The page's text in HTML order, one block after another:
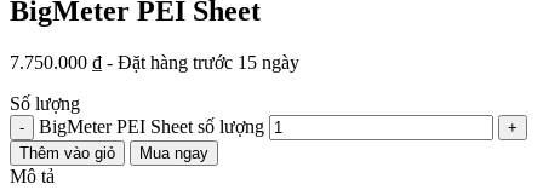
BigMeter PEI Sheet
7.750.000 ₫ - Đặt hàng trước 15 ngày
Số lượng
- BigMeter PEI Sheet số lượng
+
Thêm vào giỏ
Mua ngay
Mô tả